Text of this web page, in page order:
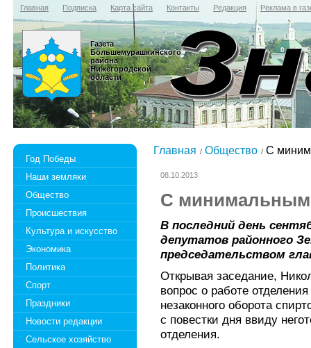
Главная Подписка Карта сайта Контакты Редакция Реклама в
Газета
Большемурашкинского
района
Нижегородской
области
Год Победы
Наши земляки
Общество
Происшествия
Культура и искусство
Экономика
Политика
Спорт
Праздники
Новости редакции
Сельское хозяйство
Главная Общество С
08.10.2013
С
В последний день
депутатов районного
председательством
Открывая заседание,
вопрос о работе
незаконного оборота
с повестки дня ввиду
отделения.